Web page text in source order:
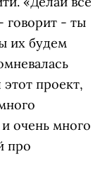
говорит - ты
их будем
проект,
очень много
про